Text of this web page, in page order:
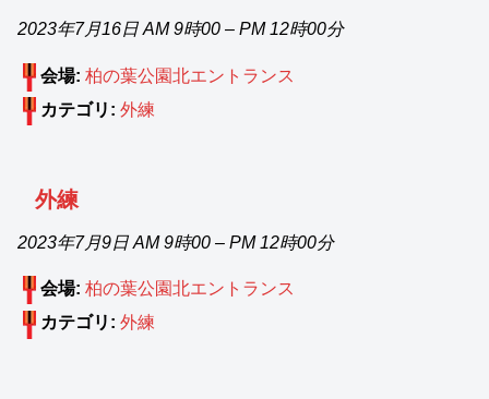
2023年7月16日 AM 9時00 – PM 12時00分
会場: 柏の葉公園北エントランス
カテゴリ: 外練
外練
2023年7月9日 AM 9時00 – PM 12時00分
会場: 柏の葉公園北エントランス
カテゴリ: 外練